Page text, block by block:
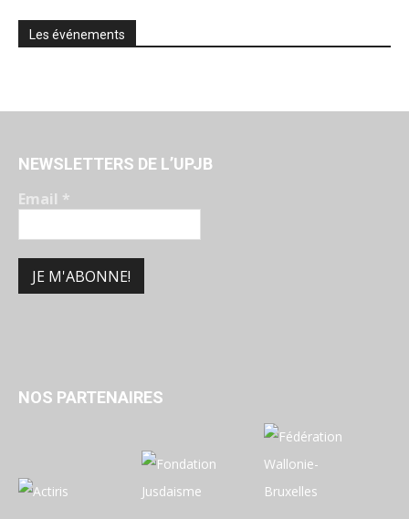
Les événements
NEWSLETTERS DE L’UPJB
Email *
NOS PARTENAIRES